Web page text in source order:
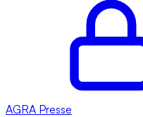
AGRA Presse